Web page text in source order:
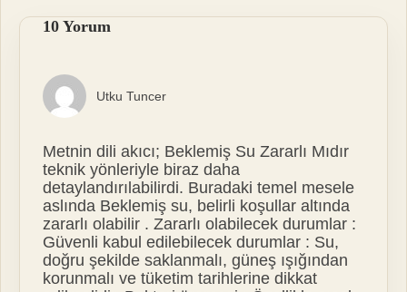
10 Yorum
Utku Tuncer
Metnin dili akıcı; Beklemiş Su Zararlı Mıdır
teknik yönleriyle biraz daha
detaylandırılabilirdi. Buradaki temel mesele
aslında Beklemiş su, belirli koşullar altında
zararlı olabilir . Zararlı olabilecek durumlar :
Güvenli kabul edilebilecek durumlar : Su,
doğru şekilde saklanmalı, güneş ışığından
korunmalı ve tüketim tarihlerine dikkat